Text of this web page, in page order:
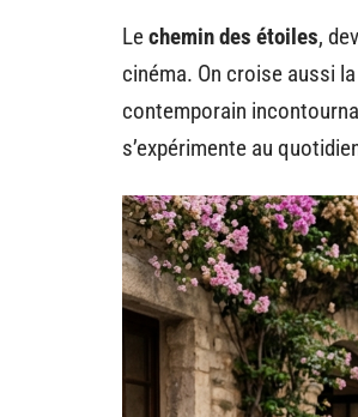
Lechemin des étoiles,
cinéma. On croise aussi la
contemporain
s’expérimente au